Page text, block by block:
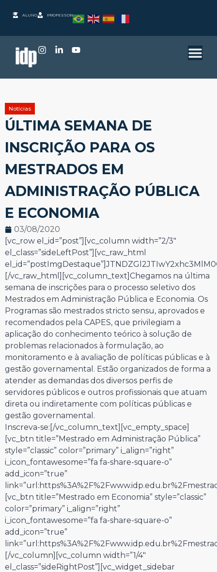
ALUNO PROFESSOR
Notícias
ÚLTIMA SEMANA DE
INSCRIÇÃO PARA OS
MESTRADOS EM
ADMINISTRAÇÃO PÚBLICA
E ECONOMIA
03/08/2020
[vc_row el_id=”post”][vc_column width=”2/3″
el_class=”sideLeftPost”][vc_raw_html
[/vc_raw_html][vc_column_text]Chegamos na última
semana de inscrições para o processo seletivo dos
Mestrados em Administração Pública e Economia. Os
Programas são mestrados stricto sensu, aprovados e
recomendados pela CAPES, que privilegiam a
aplicação do conhecimento teórico à solução de
problemas relacionados à formulação, ao
monitoramento e à avaliação de políticas públicas e à
gestão governamental. Estão organizados de forma a
atender as demandas dos diversos perfis de
servidores públicos e outros profissionais que atuam
direta ou indiretamente com políticas públicas e
gestão governamental.
Inscreva-se:[/vc_column_text][vc_empty_space]
[vc_btn title=”Mestrado em Administração Pública”
style=”classic” color=”primary” i_align=”right”
i_icon_fontawesome=”fa fa-share-square-o”
add_icon=”true”
[vc_btn title=”Mestrado em Economia” style=”classic”
color=”primary” i_align=”right”
i_icon_fontawesome=”fa fa-share-square-o”
add_icon=”true”
[/vc_column][vc_column width=”1/4″
el_class=”sideRightPost”][vc_widget_sidebar